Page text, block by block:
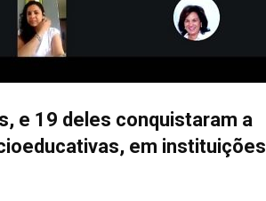
e 19 deles conquistaram a
em instituições